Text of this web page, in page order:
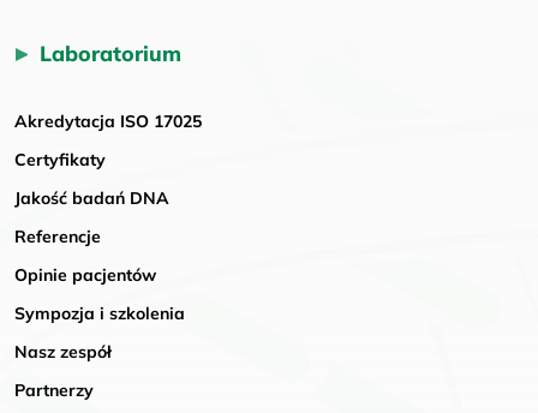
Laboratorium
Akredytacja ISO 17025
Certyfikaty
Jakość badań DNA
Referencje
Opinie pacjentów
Sympozja i szkolenia
Nasz zespół
Partnerzy